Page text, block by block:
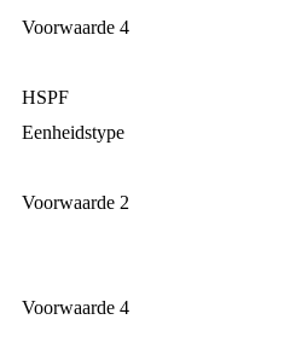
Voorwaarde 4
HSPF
Eenheidstype
Voorwaarde 2
Voorwaarde 4